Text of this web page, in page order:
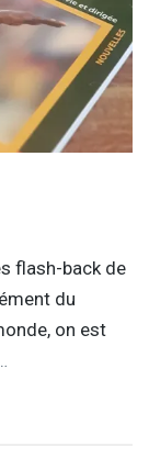
flash-back de
du
on est